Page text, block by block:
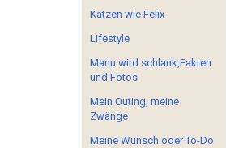
Katzen wie Felix
Lifestyle
Manu wird schlank,Fakten
und Fotos
Mein Outing, meine
Zwänge
Meine Wunsch oder To-Do